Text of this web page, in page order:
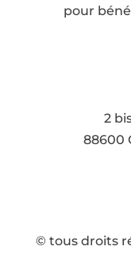
pour
2
88600
© tous droits